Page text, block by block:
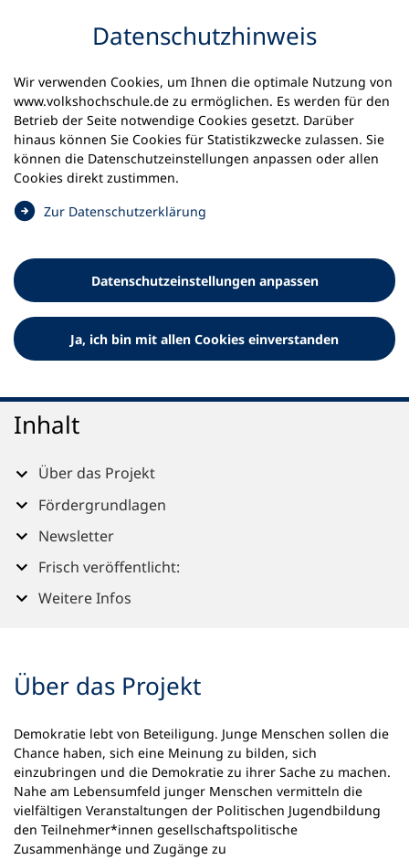
Datenschutz­hinweis
Wir verwenden Cookies, um Ihnen die optimale Nutzung von
www.volkshochschule.de zu ermöglichen. Es werden für den
Betrieb der Seite notwendige Cookies gesetzt. Darüber
hinaus können Sie Cookies für Statistikzwecke zulassen. Sie
können die Datenschutz­einstellungen anpassen oder allen
Cookies direkt zustimmen.
Zur Datenschutz­erklärung
i
Datenschutz­einstellungen anpassen
Ja, ich bin mit allen Cookies einverstanden
Startseite
Unsere Projekte
Politische Jugendbildung
Politische Jugendbildung an
Volkshochschulen
Inhalt
Über das Projekt
Fördergrundlagen
Newsletter
Frisch veröffentlicht:
Weitere Infos
Über das Projekt
Demokratie lebt von Beteiligung. Junge Menschen sollen die
Chance haben, sich eine Meinung zu bilden, sich
einzubringen und die Demokratie zu ihrer Sache zu machen.
Nahe am Lebensumfeld junger Menschen vermitteln die
vielfältigen Veranstaltungen der Politischen Jugendbildung
den Teilnehmer*innen gesellschaftspolitische
Zusammenhänge und Zugänge zu